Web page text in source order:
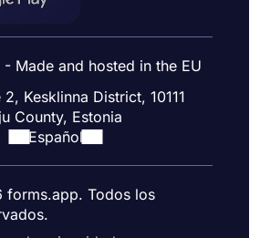
- Made and hosted in the EU
Kesklinna District, 10111
County, Estonia
Español
Todos los